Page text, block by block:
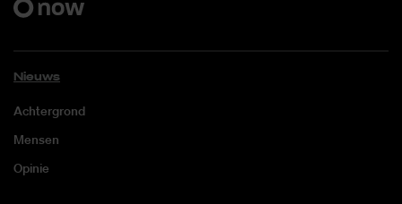
Nieuws
Achtergrond
Mensen
Opinie